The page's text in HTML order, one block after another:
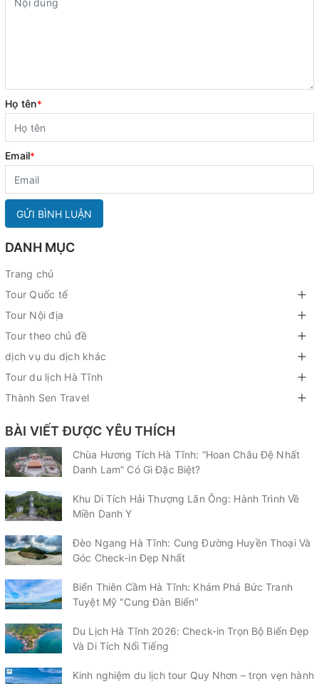
Họ tên*
Email*
GỬI BÌNH LUẬN
DANH MỤC
Trang chủ
Tour Quốc tế
Tour Nội địa
Tour theo chủ đề
dịch vụ du dịch khác
Tour du lịch Hà Tĩnh
Thành Sen Travel
BÀI VIẾT ĐƯỢC YÊU THÍCH
Chùa Hương Tích Hà Tĩnh: “Hoan Châu Đệ Nhất
Danh Lam” Có Gì Đặc Biệt?
Khu Di Tích Hải Thượng Lãn Ông: Hành Trình Về
Miền Danh Y
Đèo Ngang Hà Tĩnh: Cung Đường Huyền Thoại Và
Góc Check-in Đẹp Nhất
Biển Thiên Cầm Hà Tĩnh: Khám Phá Bức Tranh
Tuyệt Mỹ "Cung Đàn Biển"
Du Lịch Hà Tĩnh 2026: Check-in Trọn Bộ Biển Đẹp
Và Di Tích Nổi Tiếng
Kinh nghiệm du lịch tour Quy Nhơn – trọn vẹn hành